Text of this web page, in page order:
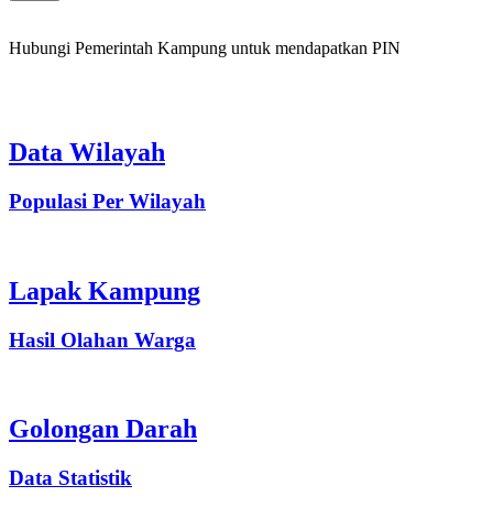
Hubungi Pemerintah Kampung untuk mendapatkan PIN
Data Wilayah
Populasi Per Wilayah
Lapak Kampung
Hasil Olahan Warga
Golongan Darah
Data Statistik